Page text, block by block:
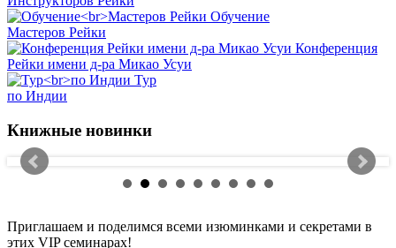
Обучение
Мастеров Рейки
Конференция
Рейки имени д-ра Микао Усуи
Тур
по Индии
Книжные новинки
Приглашаем и поделимся всеми изюминками и секретами в
этих VIP семинарах!